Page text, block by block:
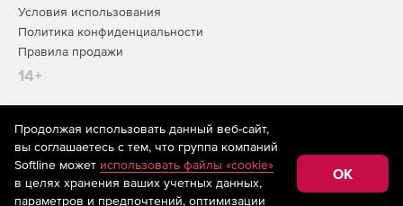
Условия использования
Политика конфиденциальности
Правила продажи
14+
На информационном ресурсе store.softline.ru применяются
рекомендательные технологии(информационные технологии
предоставления информации на основе сбора,
систематизации и анализа сведений, относящихся к
предпочтениям пользователей сети «Интернет»,
Продолжая использовать данный веб-сайт,
вы соглашаетесь с тем, что группа компаний
Softline может использовать файлы «cookie»
в целях хранения ваших учетных данных,
параметров и предпочтений, оптимизации
OK